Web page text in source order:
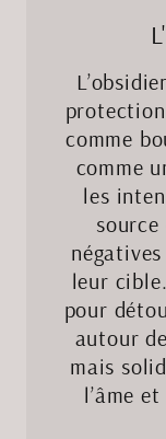
comme
comme
les
leur
pour
autour
mais
l’âme